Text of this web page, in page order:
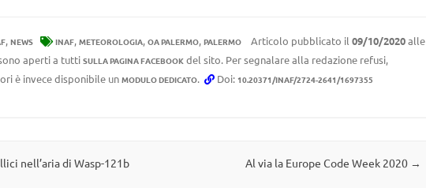
, NEWS INAF, METEOROLOGIA, OA PALERMO, PALERMO Articolo pubblicato il 09/10/2020alle
aperti a tuttiSULLA PAGINA FACEBOOKdel sito. Per segnalare alla redazione refusi,
è invece disponibile unMODULO DEDICATO. Doi: 10.20371/INAF/2724-2641/1697355
nell’aria di Wasp-121b Al via la Europe Code Week 2020 →